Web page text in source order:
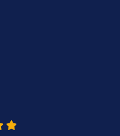
4.9 von 5